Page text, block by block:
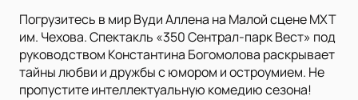
Погрузитесь в мир Вуди Аллена на Малой сцене МХТ
им. Чехова. Спектакль «350 Сентрал-парк Вест» под
руководством Константина Богомолова раскрывает
тайны любви и дружбы с юмором и остроумием. Не
пропустите интеллектуальную комедию сезона!